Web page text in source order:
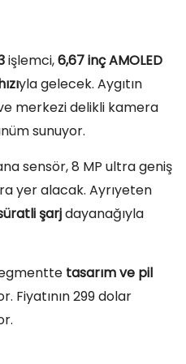
işlemci,6,67 inç AMOLED
yla gelecek. Aygıtın
merkezi delikli kamera
sunuyor.
sensör, 8 MP ultra geniş
yer alacak. Ayrıyeten
şarjdayanağıyla
tasarım ve pil
Fiyatının 299 dolar